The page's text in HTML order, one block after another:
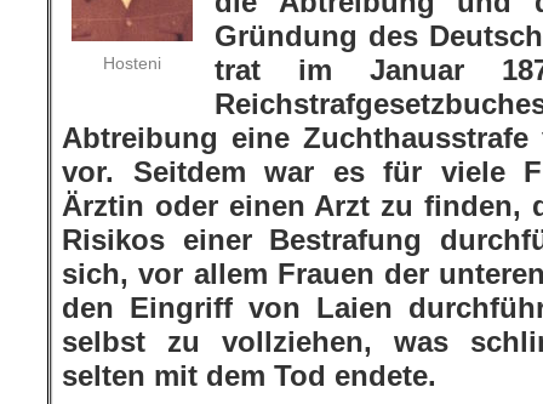
Hosteni
Gründung des
trat im Januar
Abtreibung eine
vor. Seitdem war es für viele
Ärztin oder einen Arzt zu finden,
Risikos einer Bestrafung
sich, vor allem Frauen der
den Eingriff von Laien
selbst zu vollziehen, was
selten mit dem Tod endete.